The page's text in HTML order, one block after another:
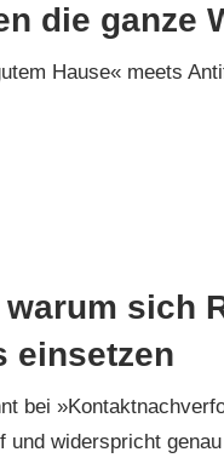
die ganze
Hause« meets
warum sich
einsetzen
bei
widerspricht